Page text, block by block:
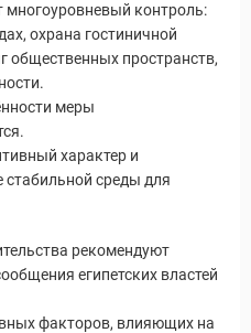
многоуровневый контроль:
охрана гостиничной
общественных пространств,
меры
характер и
среды для
рекомендуют
египетских властей
факторов, влияющих на